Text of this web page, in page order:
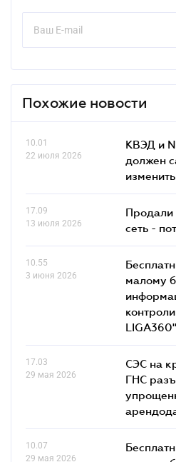
Похожие новости
10.01
22 июля 2026
КВЭД и
должен
17.09
13 июля 2026
Продали
сеть -
10.55
3 июня 2026
малому
LIGA360"
17.03
29 мая 2026
СЭС на
ГНС
10.07
29 мая 2026